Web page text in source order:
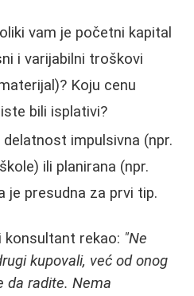
vam je početni kapital
i varijabilni troškovi
Koju cenu
bili isplativi?
delatnost impulsivna (npr.
ili planirana (npr.
je presudna za prvi tip.
konsultant rekao: "Ne
kupovali, već od onog
da radite. Nema